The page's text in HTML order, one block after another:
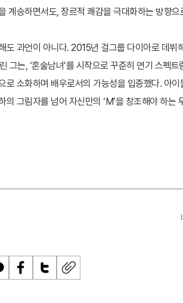
계승하면서도, 장르적 쾌감을 극대화하는 방향
과언이 아니다. 2015년 걸그룹 다이아로 데뷔
는, ‘혼술남녀’를 시작으로 꾸준히 연기 스펙
로 소화하며 배우로서의 가능성을 입증했다. 아이
그림자를 넘어 자신만의 ‘M’을 창조해야 하는
페
트
U